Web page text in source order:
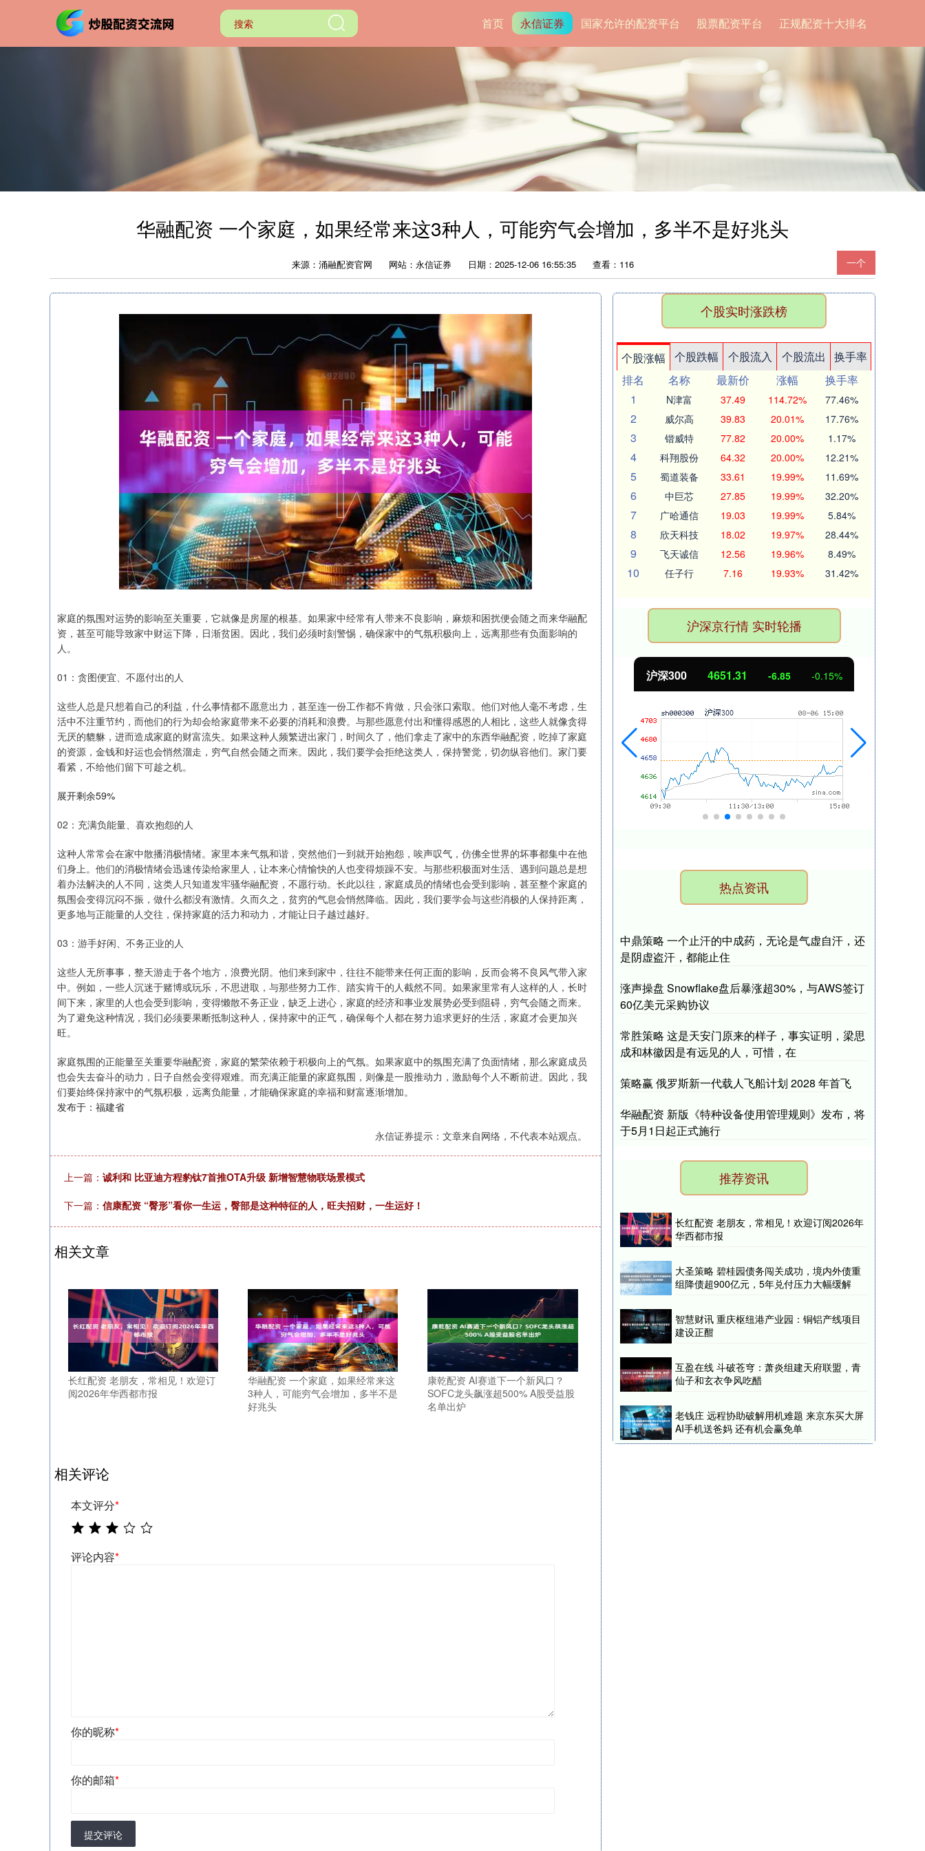
首页 永信证券 国家允许的配资平台 股票配资平台 正规配资十大排名
华融配资 一个家庭，如果经常来这3种人，可能穷气会增加，多半不是好兆头
一个
来源：涌融配资官网 网站：永信证券 日期：2025-12-06 16:55:35 查看：116
家庭的氛围对运势的影响至关重要，它就像是房屋的根基。如果家中经常有人带来不良影响，麻烦和困扰便会随之而来华融配
资，甚至可能导致家中财运下降，日渐贫困。因此，我们必须时刻警惕，确保家中的气氛积极向上，远离那些有负面影响的
人。
01：贪图便宜、不愿付出的人
这些人总是只想着自己的利益，什么事情都不愿意出力，甚至连一份工作都不肯做，只会张口索取。他们对他人毫不考虑，生
活中不注重节约，而他们的行为却会给家庭带来不必要的消耗和浪费。与那些愿意付出和懂得感恩的人相比，这些人就像贪得
无厌的貔貅，进而造成家庭的财富流失。如果这种人频繁进出家门，时间久了，他们拿走了家中的东西华融配资，吃掉了家庭
的资源，金钱和好运也会悄然溜走，穷气自然会随之而来。因此，我们要学会拒绝这类人，保持警觉，切勿纵容他们。家门要
看紧，不给他们留下可趁之机。
展开剩余59%
02：充满负能量、喜欢抱怨的人
这种人常常会在家中散播消极情绪。家里本来气氛和谐，突然他们一到就开始抱怨，唉声叹气，仿佛全世界的坏事都集中在他
们身上。他们的消极情绪会迅速传染给家里人，让本来心情愉快的人也变得烦躁不安。与那些积极面对生活、遇到问题总是想
着办法解决的人不同，这类人只知道发牢骚华融配资，不愿行动。长此以往，家庭成员的情绪也会受到影响，甚至整个家庭的
氛围会变得沉闷不振，做什么都没有激情。久而久之，贫穷的气息会悄然降临。因此，我们要学会与这些消极的人保持距离，
更多地与正能量的人交往，保持家庭的活力和动力，才能让日子越过越好。
03：游手好闲、不务正业的人
这些人无所事事，整天游走于各个地方，浪费光阴。他们来到家中，往往不能带来任何正面的影响，反而会将不良风气带入家
中。例如，一些人沉迷于赌博或玩乐，不思进取，与那些努力工作、踏实肯干的人截然不同。如果家里常有人这样的人，长时
间下来，家里的人也会受到影响，变得懒散不务正业，缺乏上进心，家庭的经济和事业发展势必受到阻碍，穷气会随之而来。
为了避免这种情况，我们必须要果断抵制这种人，保持家中的正气，确保每个人都在努力追求更好的生活，家庭才会更加兴
旺。
家庭氛围的正能量至关重要华融配资，家庭的繁荣依赖于积极向上的气氛。如果家庭中的氛围充满了负面情绪，那么家庭成员
也会失去奋斗的动力，日子自然会变得艰难。而充满正能量的家庭氛围，则像是一股推动力，激励每个人不断前进。因此，我
们要始终保持家中的气氛积极，远离负能量，才能确保家庭的幸福和财富逐渐增加。
发布于：福建省
永信证券提示：文章来自网络，不代表本站观点。
上一篇： 诚利和 比亚迪方程豹钛7首推OTA升级 新增智慧物联场景模式
下一篇： 信康配资 “臀形”看你一生运，臀部是这种特征的人，旺夫招财，一生运好！
相关文章
长红配资 老朋友，常相见！欢迎订
阅2026年华西都市报
华融配资 一个家庭，如果经常来这
3种人，可能穷气会增加，多半不是
好兆头
康乾配资 AI赛道下一个新风口？
SOFC龙头飙涨超500% A股受益股
名单出炉
相关评论
本文评分*
评论内容*
你的昵称*
你的邮箱*
提交评论
个股实时涨跌榜
个股涨幅 个股跌幅 个股流入 个股流出
换手率
排名
名称 最新价 涨幅
换手率
1
N津富 37.49 114.72% 77.46%
2 威尔高 39.83 20.01% 17.76%
3 锴威特 77.82 20.00% 1.17%
4 科翔股份 64.32 20.00% 12.21%
5 蜀道装备 33.61 19.99% 11.69%
6 中巨芯 27.85 19.99% 32.20%
7 广哈通信 19.03 19.99% 5.84%
8 欣天科技 18.02 19.97% 28.44%
9 飞天诚信 12.56 19.96% 8.49%
10 任子行 7.16 19.93% 31.42%
沪深京行情 实时轮播
上证指数 沪深300 4651.31 -6.85 -0.15%
热点资讯
中鼎策略 一个止汗的中成药，无论是气虚自汗，还
是阴虚盗汗，都能止住
涨声操盘 Snowflake盘后暴涨超30%，与AWS签订
60亿美元采购协议
常胜策略 这是天安门原来的样子，事实证明，梁思
成和林徽因是有远见的人，可惜，在
策略赢 俄罗斯新一代载人飞船计划 2028 年首飞
华融配资 新版《特种设备使用管理规则》发布，将
于5月1日起正式施行
推荐资讯
长红配资 老朋友，常相见！欢迎订阅2026年
华西都市报
大圣策略 碧桂园债务闯关成功，境内外债重
组降债超900亿元，5年兑付压力大幅缓解
智慧财讯 重庆枢纽港产业园：铜铝产线项目
建设正酣
互盈在线 斗破苍穹：萧炎组建天府联盟，青
仙子和玄衣争风吃醋
老钱庄 远程协助破解用机难题 来京东买大屏
AI手机送爸妈 还有机会赢免单